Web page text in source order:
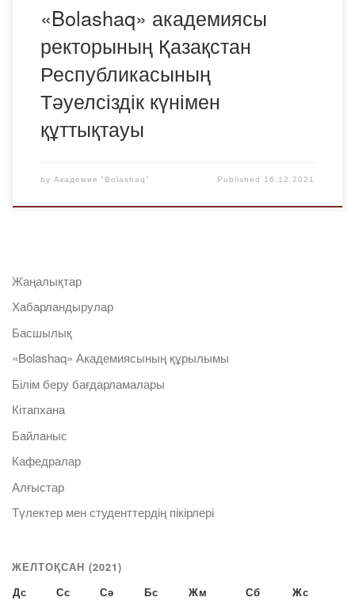
«Bolashaq» академиясы
ректорының Қазақстан
Республикасының
Тәуелсіздік күнімен
құттықтауы
by Академия "Bolashaq" Published 16.12.2021
Жаңалықтар
Хабарландырулар
Басшылық
«Bolashaq» Академиясының құрылымы
Білім беру бағдарламалары
Кітапхана
Байланыс
Кафедралар
Алғыстар
Түлектер мен студенттердің пікірлері
ЖЕЛТОҚСАН (2021)
Дс Сс Сә Бс Жм Сб Жс